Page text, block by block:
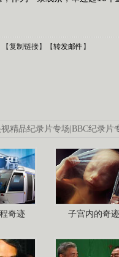
【复制链接】【转发邮件 】
视精品纪录片专场 BBC纪录片
奇迹 子宫内的奇迹